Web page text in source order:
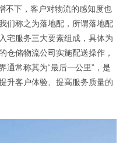
不下，客户对物流的感知度也
们称之为落地配，所谓落地配
宅服务三大要素组成，具体为
仓储物流公司实施配送操作，
通常称其为“最后一公里”，是
升客户体验、提高服务质量的